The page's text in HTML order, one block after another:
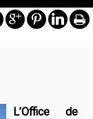
L’Office de